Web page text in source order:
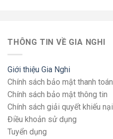
THÔNG TIN VỀ GIA NGHI
Giới thiệu Gia Nghi
Chính sách bảo mật thanh toán
Chính sách bảo mật thông tin
Chính sách giải quyết khiếu nại
Điều khoản sử dụng
Tuyển dụng